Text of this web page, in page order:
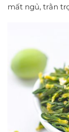
mất ngủ, trằn